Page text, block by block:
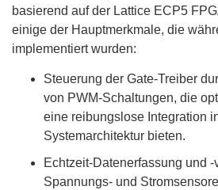
basierend auf der Lattice ECP5
einige der Hauptmerkmale, die
implementiert wurden:
Steuerung der Gate-Treiber
von PWM-Schaltungen, die
eine reibungslose Integration
Systemarchitektur bieten.
Echtzeit-Datenerfassung und
Spannungs- und